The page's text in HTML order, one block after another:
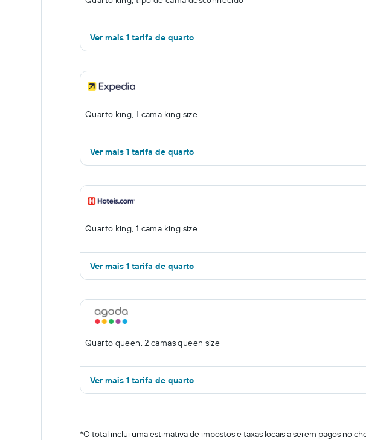
Ver mais 1 tarifa de quarto
Quarto king, 1 cama king size
Ver mais 1 tarifa de quarto
Quarto king, 1 cama king size
Ver mais 1 tarifa de quarto
Quarto queen, 2 camas queen size
Ver mais 1 tarifa de quarto
*O total inclui uma estimativa de impostos e taxas locais a serem pagos no